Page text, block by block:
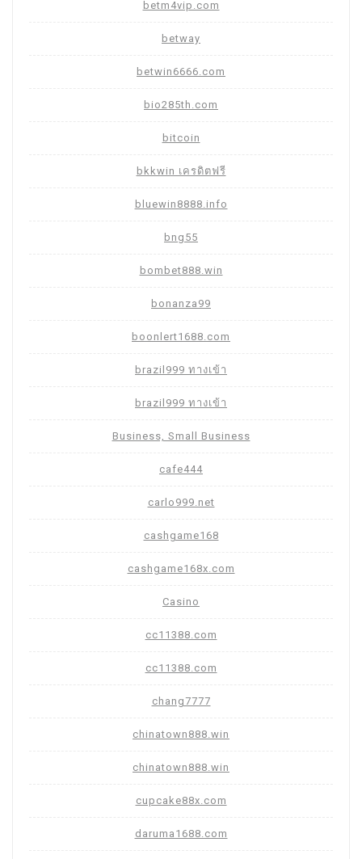
betm4vip.com
betway
betwin6666.com
bio285th.com
bitcoin
bkkwin เครดิตฟรี
bluewin8888.info
bng55
bombet888.win
bonanza99
boonlert1688.com
brazil999 ทางเข้า
brazil999 ทางเข้า
Business, Small Business
cafe444
carlo999.net
cashgame168
cashgame168x.com
Casino
cc11388.com
cc11388.com
chang7777
chinatown888.win
chinatown888.win
cupcake88x.com
daruma1688.com